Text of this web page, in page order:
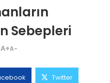
Sebepleri
A+A-
Twitter